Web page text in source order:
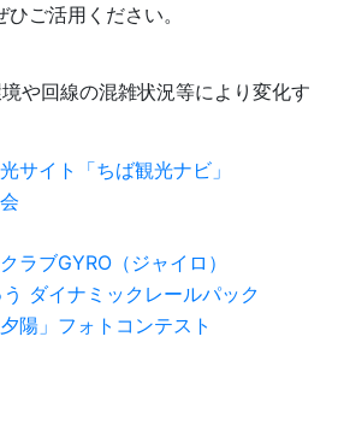
ご活用ください。
や回線の混雑状況等により変化す